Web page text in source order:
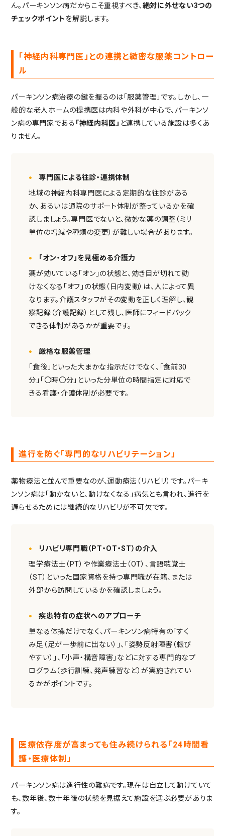
ん。パーキンソン病だからこそ重視すべき、 絶対に外せない3つの
チェックポイント を解説します。
「神経内科専門医」との連携と緻密な服薬コントロー
ル
パーキンソン病治療の鍵を握るのは「服薬管理」です。しかし、一
般的な老人ホームの提携医は内科や外科が中心で、パーキンソ
ン病の専門家である 「神経内科医」 と連携している施設は多くあ
りません。
専門医による往診・連携体制
地域の神経内科専門医による定期的な往診がある
か、あるいは通院のサポート体制が整っているかを確
認しましょう。専門医でないと、微妙な薬の調整（ミリ
単位の増減や種類の変更）が難しい場合があります。
「オン・オフ」を見極める介護力
薬が効いている「オン」の状態と、効き目が切れて動
けなくなる「オフ」の状態（日内変動）は、人によって異
なります。介護スタッフがその変動を正しく理解し、観
察記録（介護記録）として残し、医師にフィードバック
できる体制があるかが重要です。
厳格な服薬管理
「食後」といった大まかな指示だけでなく、「食前30
分」「〇時〇分」といった分単位の時間指定に対応で
きる看護・介護体制が必要です。
進行を防ぐ「専門的なリハビリテーション」
薬物療法と並んで重要なのが、運動療法（リハビリ）です。パーキ
ンソン病は「動かないと、動けなくなる」病気とも言われ、進行を
遅らせるためには継続的なリハビリが不可欠です。
リハビリ専門職（PT・OT・ST）の介入
理学療法士（PT）や作業療法士（OT）、言語聴覚士
（ST）といった国家資格を持つ専門職が在籍、または
外部から訪問しているかを確認しましょう。
疾患特有の症状へのアプローチ
単なる体操だけでなく、パーキンソン病特有の「すく
み足（足が一歩前に出ない）」、「姿勢反射障害（転び
やすい）」、「小声・構音障害」などに対する専門的なプ
ログラム（歩行訓練、発声練習など）が実施されてい
るかがポイントです。
医療依存度が高まっても住み続けられる「24時間看
護・医療体制」
パーキンソン病は進行性の難病です。現在は自立して動けていて
も、数年後、数十年後の状態を見据えて施設を選ぶ必要がありま
す。